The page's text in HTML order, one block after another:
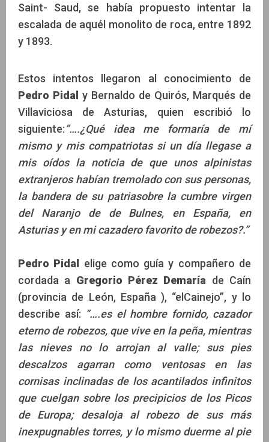
Saint- Saud, se había propuesto intentar la
escalada de aquél monolito de roca, entre 1892
y 1893.
Estos intentos llegaron al conocimiento de
Pedro Pidal y Bernaldo de Quirós, Marqués de
Villaviciosa de Asturias, quien escribió lo
siguiente:”….¿Qué idea me formaría de mí
mismo y mis compatriotas si un día llegase a
mis oídos la noticia de que unos alpinistas
extranjeros habían tremolado con sus personas,
la bandera de su patriasobre la cumbre virgen
del Naranjo de de Bulnes, en España, en
Asturias y en mi cazadero favorito de robezos?.”
Pedro Pidal elige como guía y compañero de
cordada a Gregorio Pérez Demaría de Caín
(provincia de León, España ), “elCainejo”, y lo
describe así: “….es el hombre fornido, cazador
eterno de robezos, que vive en la peña, mientras
las nieves no lo arrojan al valle; sus pies
descalzos agarran como ventosas en las
cornisas inclinadas de los acantilados infinitos
que cuelgan sobre los precipicios de los Picos
de Europa; desaloja al robezo de sus más
inexpugnables torres, y lo mismo duerme al pie